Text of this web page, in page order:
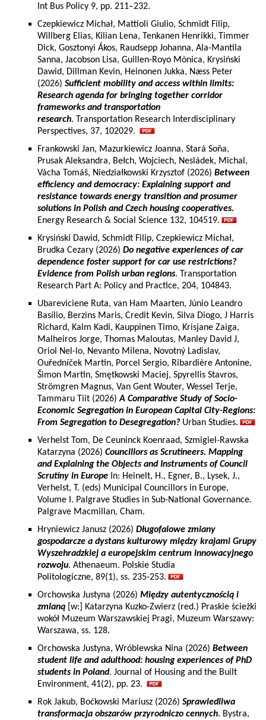
Int Bus Policy 9, pp. 211–232.
Czepkiewicz Michał, Mattioli Giulio, Schmidt Filip,
Willberg Elias, Kilian Lena, Tenkanen Henrikki, Timmer
Dick, Gosztonyi Ákos, Raudsepp Johanna, Ala-Mantila
Sanna, Jacobson Lisa, Guillen-Royo Mònica, Krysiński
Dawid, Dillman Kevin, Heinonen Jukka, Næss Peter
(2026) Sufficient mobility and access within limits:
Research agenda for bringing together corridor
frameworks and transportation
research. Transportation Research Interdisciplinary
Perspectives, 37, 102029.
Frankowski Jan, Mazurkiewicz Joanna, Stará Soňa,
Prusak Aleksandra, Bełch, Wojciech, Nesládek, Michal,
Vácha Tomáš, Niedziałkowski Krzysztof (2026) Between
efficiency and democracy: Explaining support and
resistance towards energy transition and prosumer
solutions in Polish and Czech housing cooperatives.
Energy Research & Social Science 132, 104519.
Krysiński Dawid, Schmidt Filip, Czepkiewicz Michał,
Brudka Cezary (2026) Do negative experiences of car
dependence foster support for car use restrictions?
Evidence from Polish urban regions. Transportation
Research Part A: Policy and Practice, 204, 104843.
Ubareviciene Ruta, van Ham Maarten, Júnio Leandro
Basílio, Berzins Maris, Credit Kevin, Silva Diogo, J Harris
Richard, Kalm Kadi, Kauppinen Timo, Krisjane Zaiga,
Malheiros Jorge, Thomas Maloutas, Manley David J,
Oriol Nel-lo, Nevanto Milena, Novotný Ladislav,
Ouředníček Martin, Porcel Sergio, Ribardière Antonine,
Šimon Martin, Smętkowski Maciej, Spyrellis Stavros,
Strömgren Magnus, Van Gent Wouter, Wessel Terje,
Tammaru Tiit (2026)A Comparative Study of Socio-
Economic Segregation in European Capital City-Regions:
From Segregation to Desegregation? Urban Studies.
Verhelst Tom, De Ceuninck Koenraad, Szmigiel-Rawska
Katarzyna (2026) Councillors as Scrutineers. Mapping
and Explaining the Objects and Instruments of Council
Scrutiny in Europe In: Heinelt, H., Egner, B., Lysek, J.,
Verhelst, T. (eds) Municipal Councillors in Europe,
Volume I. Palgrave Studies in Sub-National Governance.
Palgrave Macmillan, Cham.
Hryniewicz Janusz (2026) Długofalowe zmiany
gospodarcze a dystans kulturowy między krajami Grupy
Wyszehradzkiej a europejskim centrum innowacyjnego
rozwoju. Athenaeum. Polskie Studia
Politologiczne, 89(1), ss. 235-253.
Orchowska Justyna (2026) Między autentycznością i
zmianą [w:] Katarzyna Kuzko-Zwierz (red.) Praskie ścieżki
wokół Muzeum Warszawskiej Pragi, Muzeum Warszawy:
Warszawa, ss. 128.
Orchowska Justyna, Wróblewska Nina (2026) Between
student life and adulthood: housing experiences of PhD
students in Poland. Journal of Housing and the Built
Environment, 41(2), pp. 23.
Rok Jakub, Boćkowski Mariusz (2026) Sprawiedliwa
transformacja obszarów przyrodniczo cennych. Bystra,